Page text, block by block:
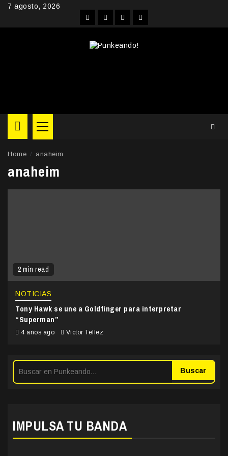
Skip7 agosto, 2026
FacebookInstagram
YouTubeTwitter
Primary
Menu
Home anaheim
anaheim
2 min read
NOTICIAS
Tony Hawk se une a Goldfinger para interpretar
“Superman”
4 años ago Victor Tellez
Buscar
IMPULSA TU BANDA